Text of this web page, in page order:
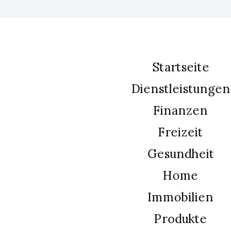
Startseite
Dienstleistungen
Finanzen
Freizeit
Gesundheit
Home
Immobilien
Produkte